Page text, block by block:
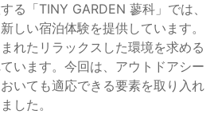
る「TINY GARDEN 蓼科」では、
しい宿泊体験を提供しています。
れたリラックスした環境を求める
います。今回は、アウトドアシー
いても適応できる要素を取り入れ
した。